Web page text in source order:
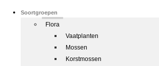
Soortgroepen
Flora
Vaatplanten
Mossen
Korstmossen